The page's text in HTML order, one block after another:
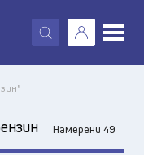
X
Намерени 49